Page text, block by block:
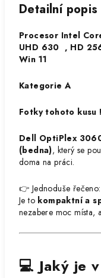
Detailní
Procesor Intel
UHD 630 , HD
Win 11
Kategorie A
Fotky tohoto kusu
Dell OptiPlex
(bedna), který se
doma na práci.
👉 Jednoduše řečeno:
Je to kompaktní a
nezabere moc místa,
💻 Jaký je